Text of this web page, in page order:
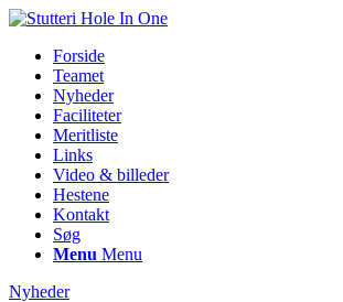
Forside
Teamet
Nyheder
Faciliteter
Meritliste
Links
Video & billeder
Hestene
Kontakt
Søg
Menu Menu
Nyheder